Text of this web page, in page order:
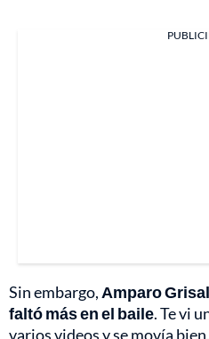
Sin embargo, Amparo
faltó más en el baile. Te vi
varios videos y se movía